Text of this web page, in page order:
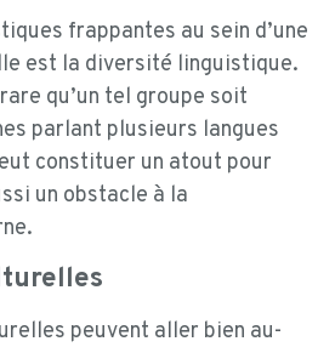
frappantes au sein d’une
est la diversité linguistique.
qu’un tel groupe soit
parlant plusieurs langues
constituer un atout pour
un obstacle à la
peuvent aller bien au-